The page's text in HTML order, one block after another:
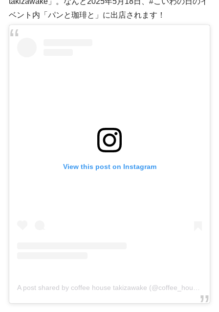
ベント内「パンと珈琲と」に出店されます！
View this post on Instagram